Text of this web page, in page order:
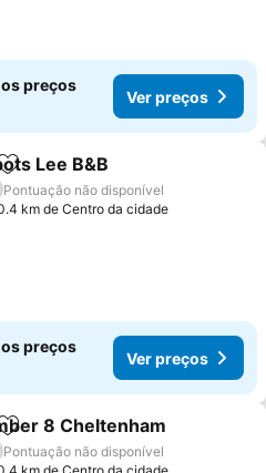
preços
Ver preços
Adicionar aos favoritos
Lee B&B
Pontuação não disponível
km de Centro da cidade
preços
Ver preços
Adicionar aos favoritos
8 Cheltenham
Pontuação não disponível